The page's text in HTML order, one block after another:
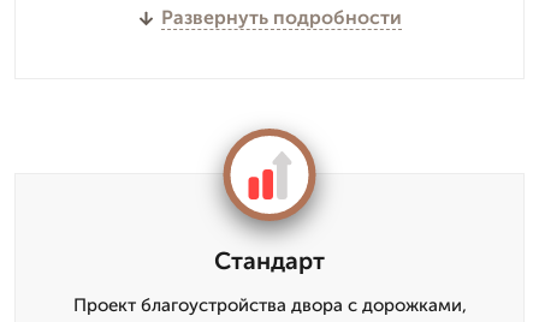
Развернуть подробности
Стандарт
Проект благоустройства двора с дорожками,